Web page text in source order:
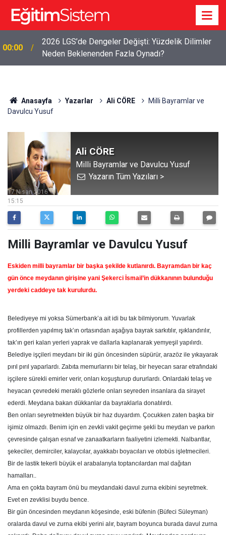
00:00
2026 LGS’de Dengeler Değişti: Yüzdelik Dilimler
Neden Beklenenden Fazla Oynadı?
Anasayfa Yazarlar Ali CÖRE
Milli Bayramlar ve
Davulcu Yusuf
Ali CÖRE
Milli Bayramlar ve Davulcu Yusuf
Yazarın Tüm Yazıları >
15:15
17 Nisan 2016
Milli Bayramlar ve Davulcu Yusuf
Eskiden milli bayramlar bir başka şekilde kutlanırdı. Bayramdan bir kaç
gün önce meydanın girişine yani Şekerci İsmail’in dükkanının bulunduğu
yerdeki caddeye tak kurulurdu.
Belediyeye mi yoksa Sümerbank’a ait idi bu tak bilmiyorum. Yuvarlak
profillerden yapılmış tak’ın ortasından aşağıya bayrak sarkıtılır, ışıklandırılır,
tak’ın geri kalan yerleri yaprak ve dallarla kaplanarak yemyeşil yapılırdı.
Belediye işçileri meydanı bir iki gün öncesinden süpürür, arazöz ile yıkayarak
pırıl pırıl yaparlardı. Zabıta memurlarını bir telaş, bir heyecan sarar etrafındaki
işçilere sürekli emirler verir, onları koşuşturup dururlardı. Onlardaki telaş ve
heyacan çevredeki meraklı gözlerle onları seyreden insanlara da sirayet
ederdi. Meydana bakan dükkanlar da bayraklarla donatılırdı.
Ben onları seyretmekten büyük bir haz duyardım. Çocukken zaten başka bir
işimiz olmazdı. Benim için en zevkli vakit geçirme şekli bu meydan ve parkın
çevresinde çalışan esnaf ve zanaatkarların faaliyetini izlemekti. Nalbantlar,
şekeciler, demirciler, kalaycılar, ayakkabı boyacıları ve otobüs işletmecileri.
Bir de lastik tekerli büyük el arabalarıyla toptancılardan mal dağıtan
hamalları..
Ama en çokta bayram önü bu meydandaki davul zurna ekibini seyretmek.
Evet en zevklisi buydu bence.
Bir gün öncesinden meydanın köşesinde, eski büfenin (Büfeci Süleyman)
oralarda davul ve zurna ekibi yerini alır, bayram boyunca burada davul zurna